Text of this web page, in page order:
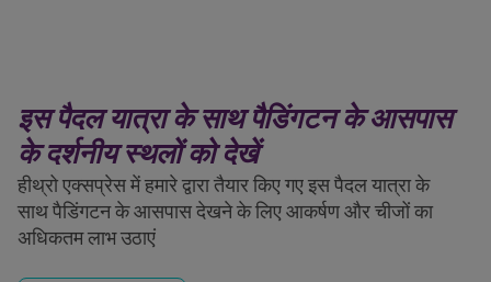
इस पैदल यात्रा के साथ पैडिंगटन के आसपास
के दर्शनीय स्थलों को देखें
हीथ्रो एक्सप्रेस में हमारे द्वारा तैयार किए गए इस पैदल यात्रा के
साथ पैडिंगटन के आसपास देखने के लिए आकर्षण और चीजों का
अधिकतम लाभ उठाएं